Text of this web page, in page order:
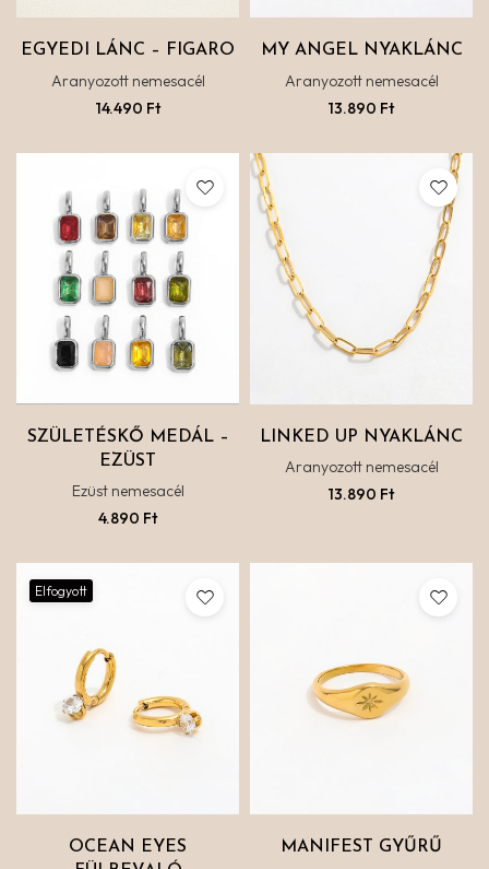
EGYEDI LÁNC – FIGARO
Aranyozott nemesacél
14.490 Ft
MY ANGEL NYAKLÁNC
Aranyozott nemesacél
13.890 Ft
SZÜLETÉSKŐ MEDÁL –
EZÜST
Ezüst nemesacél
4.890 Ft
LINKED UP NYAKLÁNC
Aranyozott nemesacél
13.890 Ft
Elfogyott
OCEAN EYES
MANIFEST GYŰRŰ